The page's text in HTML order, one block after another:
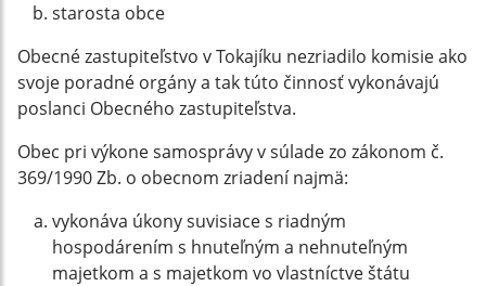
starosta obce
Obecné zastupiteľstvo v Tokajíku nezriadilo komisie ako
svoje poradné orgány a tak túto činnosť vykonávajú
poslanci Obecného zastupiteľstva.
Obec pri výkone samosprávy v súlade zo zákonom č.
369/1990 Zb. o obecnom zriadení najmä:
vykonáva úkony suvisiace s riadným
hospodárením s hnuteľným a nehnuteľným
majetkom a s majetkom vo vlastníctve štátu